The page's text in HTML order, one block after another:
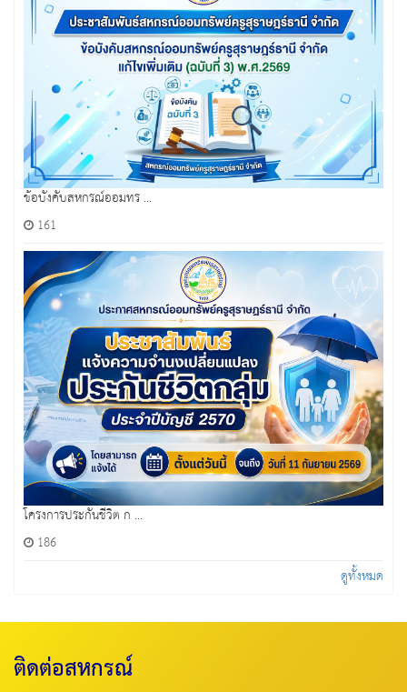
ข้อบังคับสหกรณ์ออมทร ...
161
โครงการประกันชีวิต ก ...
186
ดูทั้งหมด
ติดต่อสหกรณ์